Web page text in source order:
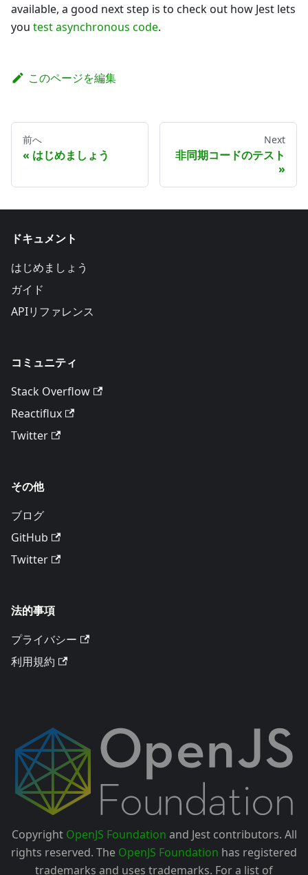
available, a good next step is to check out how Jest lets
you test asynchronous code.
このページを編集
前へ
はじめましょう
Next
非同期コードのテスト
ドキュメント
はじめましょう
ガイド
APIリファレンス
コミュニティ
Stack Overflow
Reactiflux
Twitter
その他
ブログ
GitHub
Twitter
法的事項
プライバシー
利用規約
Copyright OpenJS Foundation and Jest contributors. All
rights reserved. The OpenJS Foundation has registered
trademarks and uses trademarks. For a list of